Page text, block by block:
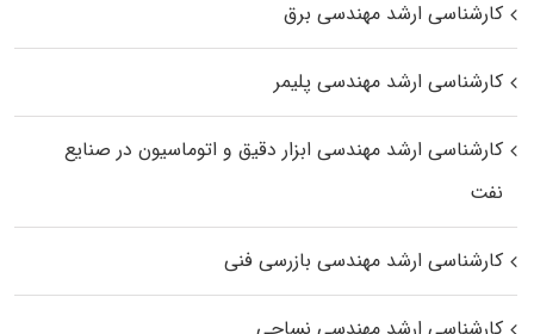
کارشناسی ارشد مهندسی برق
کارشناسی ارشد مهندسی پلیمر
کارشناسی ارشد مهندسی ابزار دقیق و اتوماسیون در صنایع
نفت
کارشناسی ارشد مهندسی بازرسی فنی